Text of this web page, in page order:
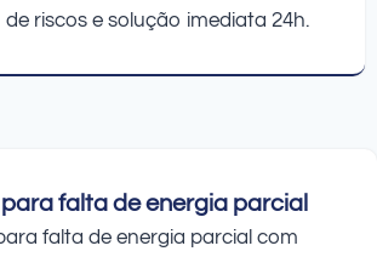
riscos e solução imediata 24h.
falta de energia parcial
falta de energia parcial com